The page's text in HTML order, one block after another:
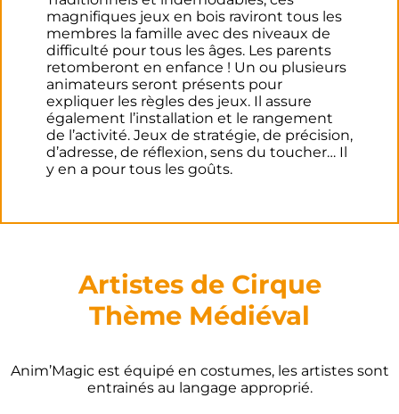
magnifiques jeux en bois raviront tous les
membres la famille avec des niveaux de
difficulté pour tous les âges. Les parents
retomberont en enfance ! Un ou plusieurs
animateurs seront présents pour
expliquer les règles des jeux. Il assure
également l’installation et le rangement
de l’activité. Jeux de stratégie, de précision,
d’adresse, de réflexion, sens du toucher… Il
y en a pour tous les goûts.
Artistes de Cirque
Thème Médiéval
Anim’Magic est équipé en costumes, les artistes sont
entrainés au langage approprié.